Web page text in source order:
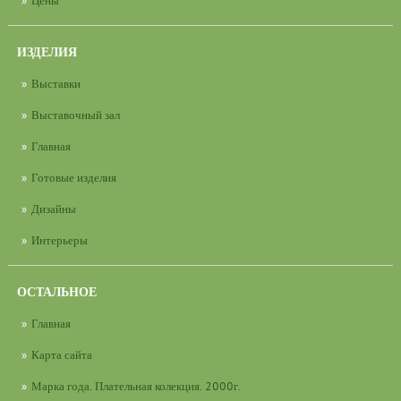
ИЗДЕЛИЯ
Выставки
Выставочный зал
Главная
Готовые изделия
Дизайны
Интерьеры
ОСТАЛЬНОЕ
Главная
Карта сайта
Марка года. Плательная колекция. 2000г.